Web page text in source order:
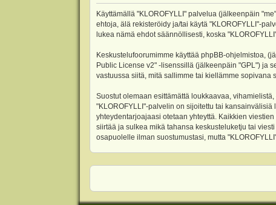
Käyttämällä "KLOROFYLLI" palvelua (jälkeenpäin
ehtoja, älä rekisteröidy ja/tai käytä "KLOROFYLLI"-
lukea nämä ehdot säännöllisesti, koska
Keskustelufoorumimme käyttää phpBB-ohjelmistoa,
Public License v2" -lisenssillä (jälkeenpäin "GPL") ja
vastuussa siitä, mitä sallimme tai kiellämme
Suostut olemaan esittämättä loukkaavaa,
"KLOROFYLLI"-palvelin on sijoitettu tai
yhteydentarjoajaasi otetaan yhteyttä. Kaikkien
siirtää ja sulkea mikä tahansa keskusteluketju tai
osapuolelle ilman suostumustasi, mutta